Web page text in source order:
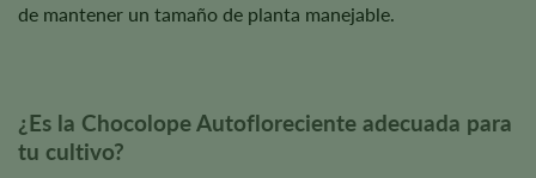
de mantener un tamaño de planta manejable.
¿Es la Chocolope Autofloreciente adecuada para
tu cultivo?